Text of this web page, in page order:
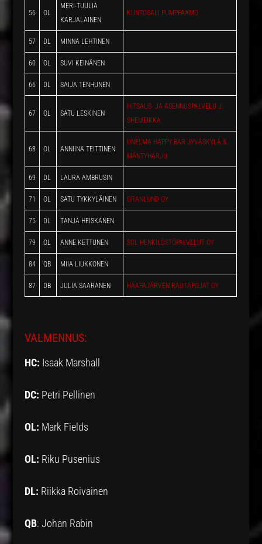
56 OL
MERI-TUULIA
KARJALAINEN
KUNTOSALI PUMPPAAMO
57 DL MINNA LEHTINEN
60 OL SUVI KEINÄNEN
66 DL SAIJA TENHUNEN
67 OL SATU LESKINEN
HITSAUS- JA ASENNUSPALVELU J.
SHEMEIKKA
68 OL ANNIINA TEITTINEN
UNELMA HAPPY BAR JYVÄSKYLÄ &
MÄNTYHARJU
69 DL LAURA AMBRUSIN
71 OL SATU TYKKYLÄINEN GRANLUND OY
75 DL TANJA HEISKANEN
79 OL ANNE KETTUNEN SOL HENKILÖSTÖPALVELUT OY
84 QB MIIA LIUKKONEN
87 DB JULIA SAARANEN HAAPAJÄRVEN RAUTAPOJAT OY
VALMENNUS:
HC: Isaak Marshall
DC: Petri Pellinen
OL: Mark Fields
OL: Riku Pusenius
DL: Riikka Roivainen
QB: Johan Rabin